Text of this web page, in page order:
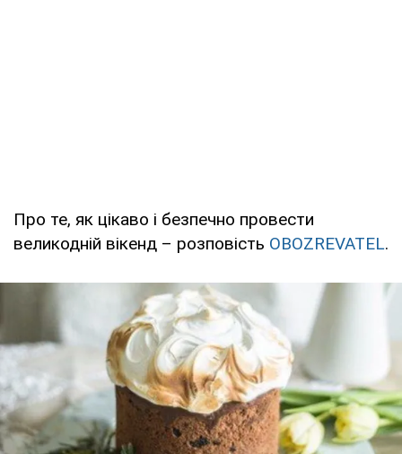
Про те, як цікаво і безпечно провести
великодній вікенд – розповість OBOZREVATEL.